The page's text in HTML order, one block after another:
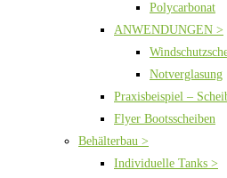
Polycarbonat
ANWENDUNGEN >
Notverglasung
Praxisbeispiel –
Flyer Bootsscheiben
Behälterbau >
Individuelle Tanks >